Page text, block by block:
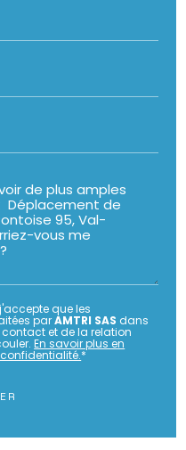
que les
parAMTRI SAS dans
et de la relation
En savoir plus en
*